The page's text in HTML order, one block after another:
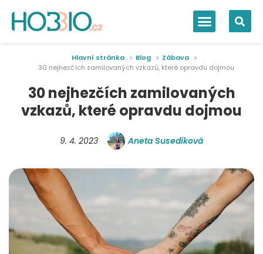
Hlavní stránka Blog
Zábava
30 nejhezčích zamilovaných vzkazů, které opravdu dojmou
30 nejhezčích zamilovaných
vzkazů, které opravdu dojmou
9. 4. 2023 Aneta Susedíková